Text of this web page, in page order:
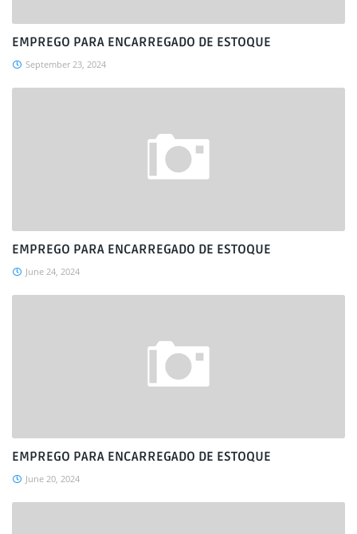
EMPREGO PARA ENCARREGADO DE ESTOQUE
September 23, 2024
EMPREGO PARA ENCARREGADO DE ESTOQUE
June 24, 2024
EMPREGO PARA ENCARREGADO DE ESTOQUE
June 20, 2024